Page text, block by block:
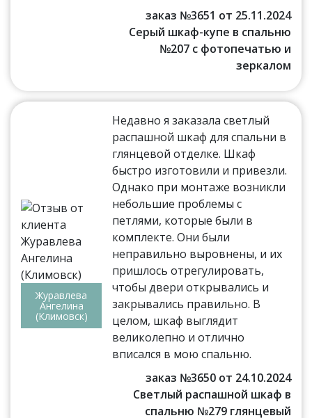
заказ №3651 от 25.11.2024
Серый шкаф-купе в спальню
№207 с фотопечатью и
зеркалом
Журавлева
Ангелина
(Климовск)
Недавно я заказала светлый
распашной шкаф для спальни в
глянцевой отделке. Шкаф
быстро изготовили и привезли.
Однако при монтаже возникли
небольшие проблемы с
петлями, которые были в
комплекте. Они были
неправильно выровнены, и их
пришлось отрегулировать,
чтобы двери открывались и
закрывались правильно. В
целом, шкаф выглядит
великолепно и отлично
вписался в мою спальню.
заказ №3650 от 24.10.2024
Светлый распашной шкаф в
спальню №279 глянцевый